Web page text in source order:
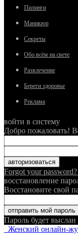
Пилинги
Маникюр
Секреты
Обо всём на свете
Развлечение
Береги здоровье
Реклама
войти в систему
Добро пожаловать!
Forgot your
восстановление
Восстановите свой
Пароль будет
Женский онлайн-